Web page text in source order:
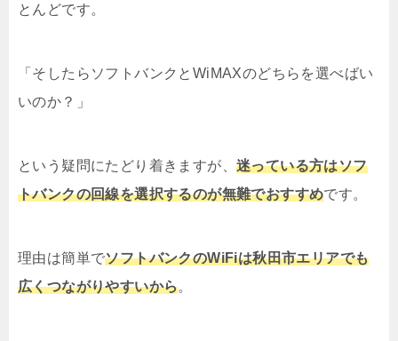
とんどです。
「そしたらソフトバンクとWiMAXのどちらを選べばい
いのか？」
という疑問にたどり着きますが、 迷っている方はソフ
トバンクの回線を選択するのが無難でおすすめです。
理由は簡単でソフトバンクのWiFiは秋田市エリアでも
広くつながりやすいから。